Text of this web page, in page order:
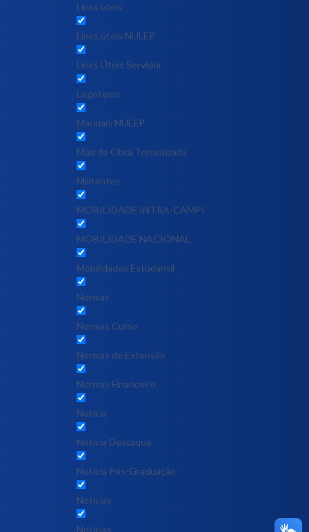
Links úteis
Links úteis NULEP
Links Úteis Servidor
Logotipos
Manuais NULEP
Mão de Obra Terceirizada
Militantes
MOBILIDADE INTRA-CAMPI
MOBILIDADE NACIONAL
Mobilidades Estudantil
Normas
Normas Curso
Normas de Extensão
Normas Financeiro
Notícia
Notícia Destaque
Noticia Pós-Graduação
Notícias
Notícias